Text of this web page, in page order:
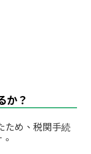
か？
ため、税関手続